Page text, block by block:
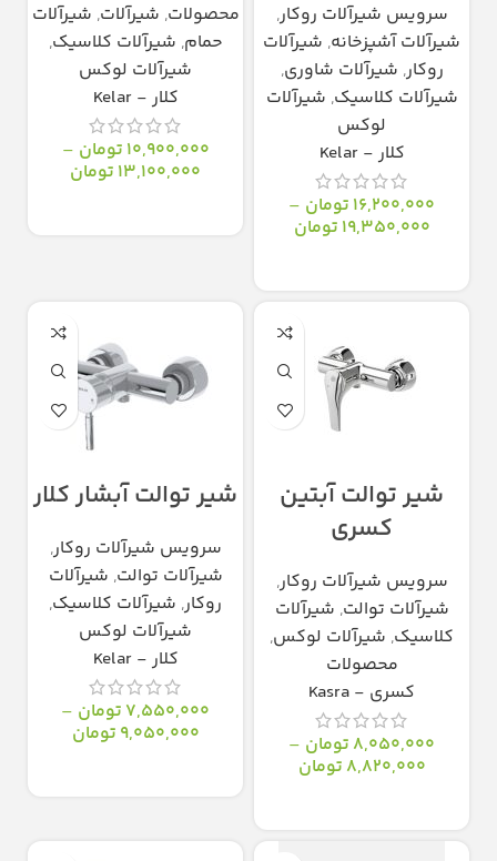
سرویس شیرآلات روکار,
شیرآلات آشپزخانه, شیرآلات
روکار, شیرآلات شاوری,
شیرآلات کلاسیک, شیرآلات
لوکس
کلار - Kelar
16,200,000 تومان –
19,350,000 تومان
محصولات, شیرآلات, شیرآلات
حمام, شیرآلات کلاسیک,
شیرآلات لوکس
کلار - Kelar
10,900,000 تومان –
13,100,000 تومان
شیر توالت آبتین
کسری
سرویس شیرآلات روکار,
شیرآلات توالت, شیرآلات
کلاسیک, شیرآلات لوکس,
محصولات
کسری - Kasra
8,050,000 تومان –
8,820,000 تومان
شیر توالت آبشار کلار
سرویس شیرآلات روکار,
شیرآلات توالت, شیرآلات
روکار, شیرآلات کلاسیک,
شیرآلات لوکس
کلار - Kelar
7,550,000 تومان –
9,050,000 تومان